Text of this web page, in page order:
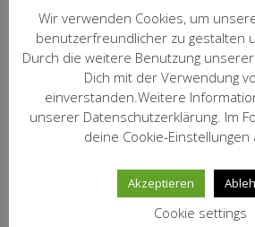
2022 Black Print
Markus
15,80 €
inkl. 19 % MwSt.
zzgl.Versandkosten
IN DEN
2022 Ursprung
Wir verwenden Cookies, um
benutzerfreundlicher zu gestalten
Durch die weitere Benutzung
Dich mit der Verwendung
einverstanden.Weitere
unserer Datenschutzerklärung. Im
deine Cookie-Einstellungen
Akzeptieren
Cookie settings